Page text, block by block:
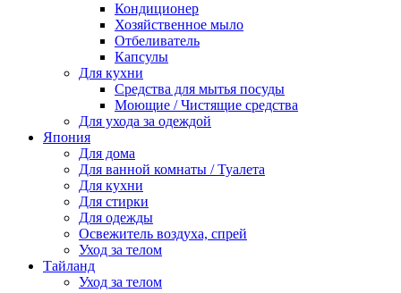
Кондиционер
Хозяйственное мыло
Отбеливатель
Капсулы
Для кухни
Средства для мытья посуды
Моющие / Чистящие средства
Для ухода за одеждой
Япония
Для дома
Для ванной комнаты / Туалета
Для кухни
Для стирки
Для одежды
Освежитель воздуха, спрей
Уход за телом
Тайланд
Уход за телом